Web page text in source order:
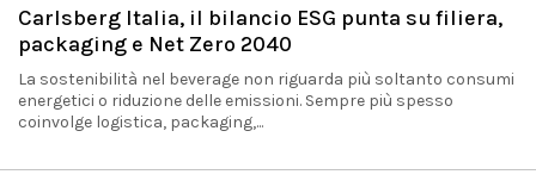
Carlsberg Italia, il bilancio ESG punta su filiera,
packaging e Net Zero 2040
La sostenibilità nel beverage non riguarda più soltanto consumi
energetici o riduzione delle emissioni. Sempre più spesso
coinvolge logistica, packaging,...